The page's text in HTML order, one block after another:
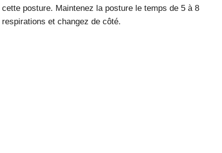
cette posture. Maintenez la posture le temps de 5 à 8
respirations et changez de côté.